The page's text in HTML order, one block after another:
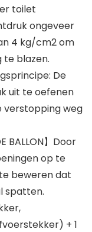
toilet
ongeveer
4 kg/cm2 om
te blazen.
De
uit te oefenen
verstopping weg
BALLON】Door
op te
beweren dat
spatten.
+ 1